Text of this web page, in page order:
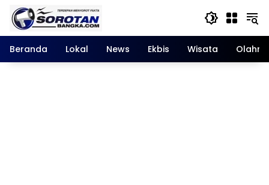
Langsung
konten
Beranda
Lokal News Ekbis Wisata